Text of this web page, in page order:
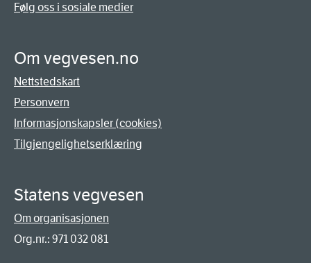
Følg oss i sosiale medier
Om vegvesen.no
Nettstedskart
Personvern
Informasjonskapsler (cookies)
Tilgjengelighetserklæring
Statens vegvesen
Om organisasjonen
Org.nr.: 971 032 081